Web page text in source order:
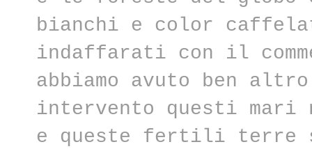
bianchi e color
indaffarati con il
abbiamo avuto ben
intervento questi mari
e queste fertili terre